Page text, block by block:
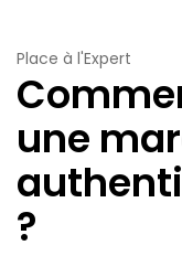
Place à l'Expert
une
?